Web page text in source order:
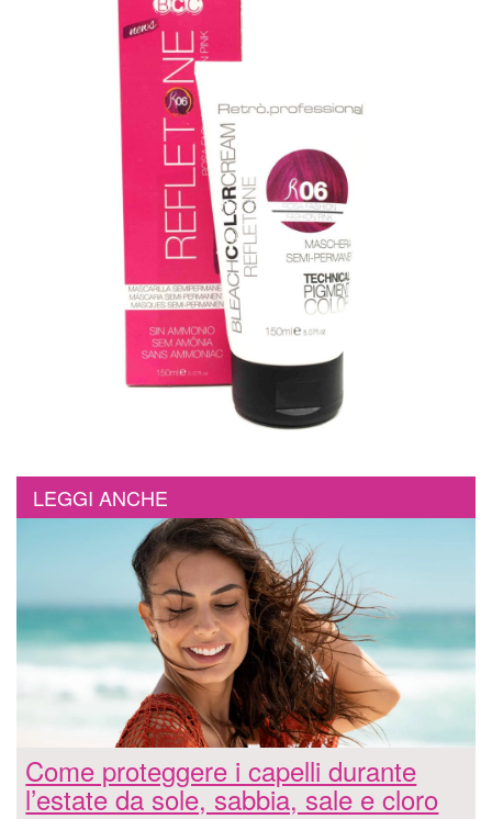
LEGGI ANCHE
Come proteggere i capelli durante
l’estate da sole, sabbia, sale e cloro